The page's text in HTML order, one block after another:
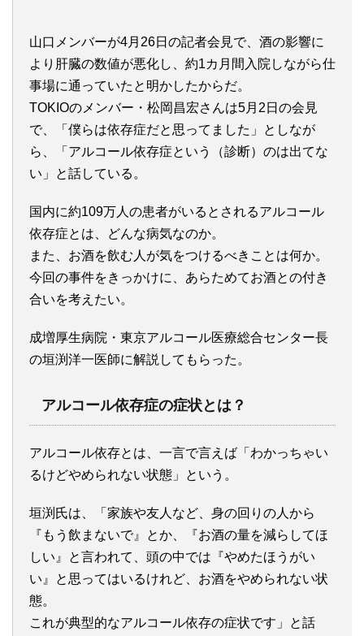
山口メンバーが4月26日の記者会見で、酒の影響に
より肝臓の数値が悪化し、約1カ月間入院しながら仕
事場に通っていたと明かしたからだ。
TOKIOのメンバー・松岡昌宏さんは5月2日の会見
で、「僕らは依存症だと思ってました」としなが
ら、「アルコール依存症という（診断）のは出てな
い」と話している。
国内に約109万人の患者がいるとされるアルコール
依存症とは、どんな病気なのか。
また、お酒を飲む人が気をつけるべきことは何か。
今回の事件をきっかけに、あらためてお酒との付き
合いを考えたい。
成増厚生病院・東京アルコール医療総合センター長
の垣渕洋一医師に解説してもらった。
アルコール依存症の症状とは？
アルコール依存とは、一言で言えば「わかっちゃい
るけどやめられない状態」という。
垣渕氏は、「家族や友人など、身の回りの人から
『もう飲まないで』とか、『お酒の量を減らしてほ
しい』と言われて、頭の中では『やめたほうがい
い』と思ってはいるけれど、お酒をやめられない状
態。
これが典型的なアルコール依存の症状です」と話